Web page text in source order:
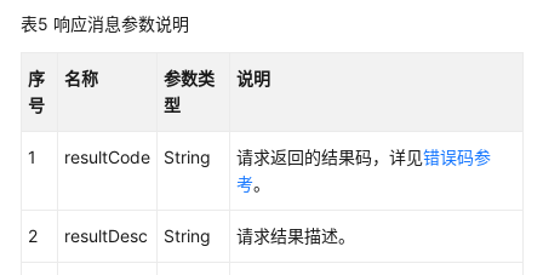
载
生
表5 响应消息参数说明
序
号
名称
参数类
型
说明
1 resultCode String 请求返回的结果码，详见错误码参
考。
2 resultDesc String 请求结果描述。